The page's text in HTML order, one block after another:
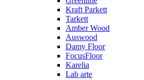
Kraft Parkett
Tarkett
Amber Wood
Auswood
Damy Floor
FocusFloor
Karelia
Lab arte